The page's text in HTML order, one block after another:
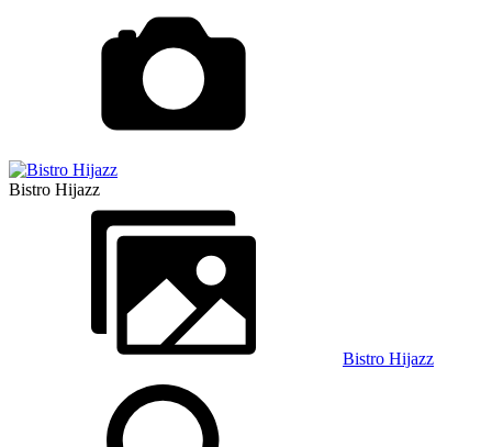
Bistro Hijazz
Bistro Hijazz